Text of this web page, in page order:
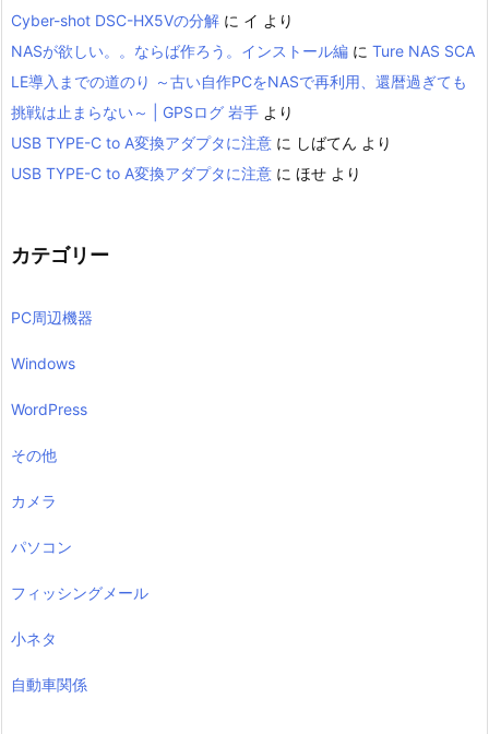
Cyber-shot DSC-HX5Vの分解 に イ より
NASが欲しい。。ならば作ろう。インストール編 に Ture NAS SCA
LE導入までの道のり ～古い自作PCをNASで再利用、還暦過ぎても
挑戦は止まらない～ | GPSログ 岩手 より
USB TYPE-C to A変換アダプタに注意 に しばてん より
USB TYPE-C to A変換アダプタに注意 に ほせ より
カテゴリー
PC周辺機器
Windows
WordPress
その他
カメラ
パソコン
フィッシングメール
小ネタ
自動車関係